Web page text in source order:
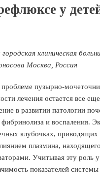
у
клиническая
Москва, Россия
пузырно-
лечения остается все
в развитии патологии
и воспаления.
клубочках,
плазмина,
Учитывая эту роль
показателей